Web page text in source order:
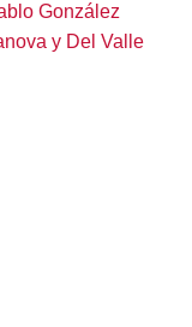
González
y Del Valle